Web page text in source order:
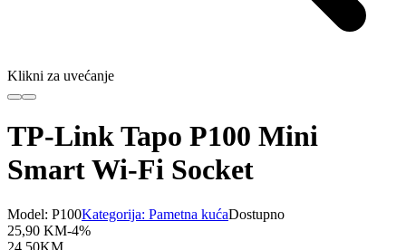
Klikni za uvećanje
TP-Link Tapo P100 Mini
Smart Wi-Fi Socket
Model: P100Kategorija: Pametna kućaDostupno
25,90 KM-4%
24,50KM